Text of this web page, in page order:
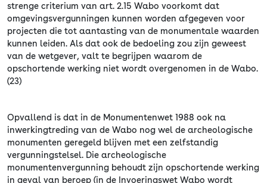
strenge criterium van art. 2.15 Wabo voorkomt dat
omgevingsvergunningen kunnen worden afgegeven voor
projecten die tot aantasting van de monumentale waarden
kunnen leiden. Als dat ook de bedoeling zou zijn geweest
van de wetgever, valt te begrijpen waarom de
opschortende werking niet wordt overgenomen in de Wabo.
(23)
Opvallend is dat in de Monumentenwet 1988 ook na
inwerkingtreding van de Wabo nog wel de archeologische
monumenten geregeld blijven met een zelfstandig
vergunningstelsel. Die archeologische
monumentenvergunning behoudt zijn opschortende werking
in geval van beroep (in de Invoeringswet Wabo wordt